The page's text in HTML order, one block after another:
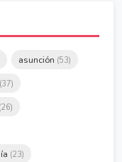
asunción (53)
(37)
(26)
(23)